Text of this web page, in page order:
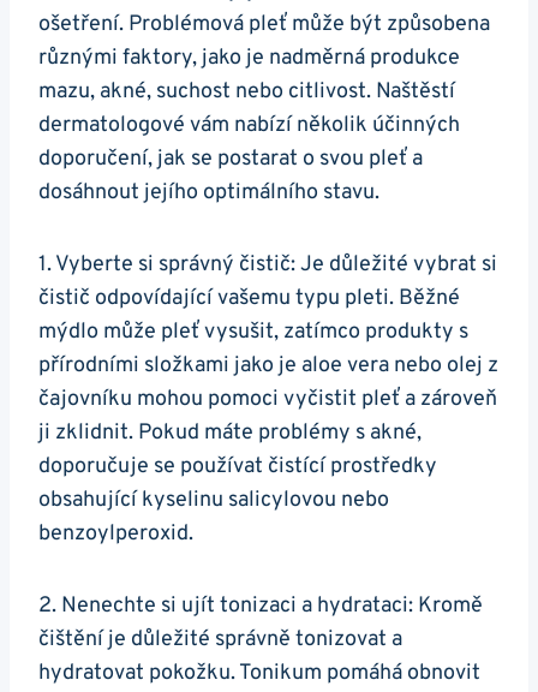
⁤ošetření. Problémová pleť‌ může být způsobena⁢
různými faktory, jako je ⁤nadměrná produkce
mazu, akné, suchost⁢ nebo citlivost. Naštěstí⁤
dermatologové vám nabízí několik účinných
doporučení, jak se postarat o svou pleť‍ a
dosáhnout jejího optimálního stavu.
1. Vyberte ‌si ⁢správný čistič: Je důležité vybrat si​
čistič odpovídající vašemu typu pleti. Běžné⁢
mýdlo může pleť vysušit, ​zatímco ⁣produkty s⁣
přírodními složkami jako je aloe vera nebo olej z
čajovníku mohou pomoci ​vyčistit pleť a zároveň
ji zklidnit.⁤ Pokud ​máte problémy‌ s akné,
doporučuje se používat čistící prostředky
obsahující kyselinu⁤ salicylovou‌ nebo
benzoylperoxid.
2. Nenechte si ujít tonizaci a​ hydrataci: Kromě
čištění je důležité správně tonizovat a‍
hydratovat pokožku. Tonikum⁣ pomáhá obnovit